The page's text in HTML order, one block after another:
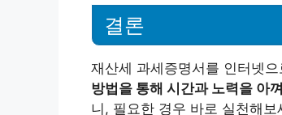
결론
재산세 과세증명서를 인터넷
방법을 통해 시간과 노력을 아
니, 필요한 경우 바로 실천해보